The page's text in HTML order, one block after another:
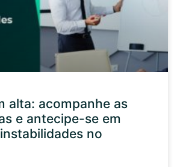
alta: acompanhe as
e antecipe-se em
no